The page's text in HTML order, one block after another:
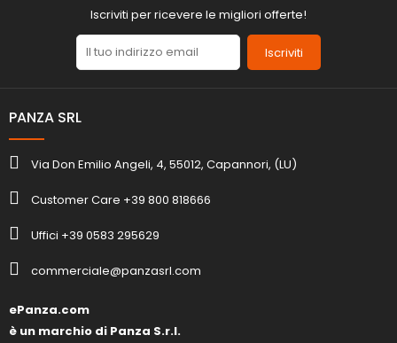
Iscriviti per ricevere le migliori offerte!
Iscriviti
PANZA SRL
Via Don Emilio Angeli, 4, 55012, Capannori, (LU)
Customer Care +39 800 818666
Uffici +39 0583 295629
commerciale@panzasrl.com
ePanza.com
è un marchio di Panza S.r.l.